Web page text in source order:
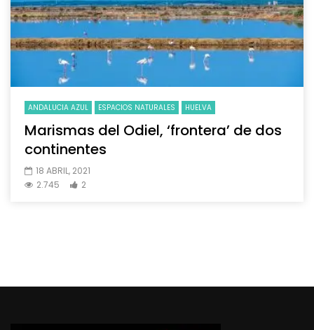
ANDALUCIA AZUL ESPACIOS NATURALES HUELVA
Marismas del Odiel, ‘frontera’ de dos
continentes
18 ABRIL, 2021
2.745
2